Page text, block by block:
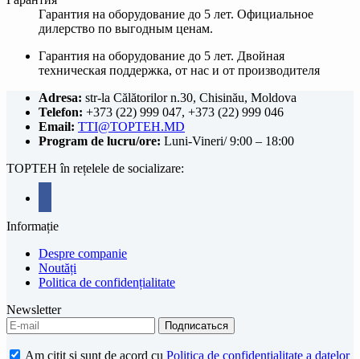
Гарантия на оборудование до 5 лет. Официальное
дилерство по выгодным ценам.
Гарантия на оборудование до 5 лет. Двойная
техническая поддержка, от нас и от производителя
Adresa: str-la Călătorilor n.30, Chisinău, Moldova
Telefon: +373 (22) 999 047, +373 (22) 999 046
Email: TTI@TOPTEH.MD
Program de lucru/ore: Luni-Vineri/ 9:00 – 18:00
TOPTEH în rețelele de socializare:
Informație
Despre companie
Noutăți
Politica de confidențialitate
Newsletter
Am citit și sunt de acord cu Politica de confidențialitate a datelor